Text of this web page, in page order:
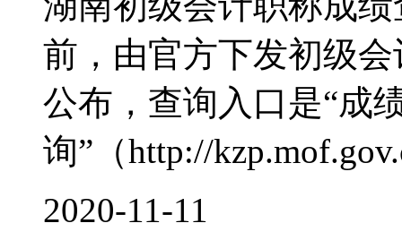
前，由官方下发初级
公布，查询入口是“成
询”（http://
2020-11-11